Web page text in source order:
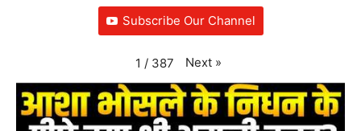
Subscribe Our Channel
1 / 387 Next »